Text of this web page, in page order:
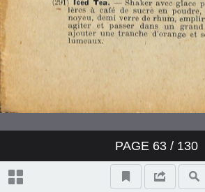
PAGE 63/ 130